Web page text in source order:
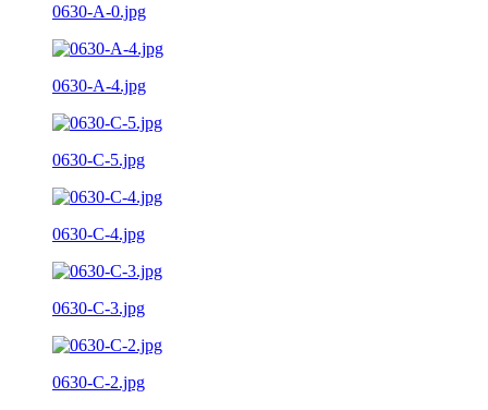
0630-A-0.jpg
0630-A-4.jpg
0630-C-5.jpg
0630-C-4.jpg
0630-C-3.jpg
0630-C-2.jpg